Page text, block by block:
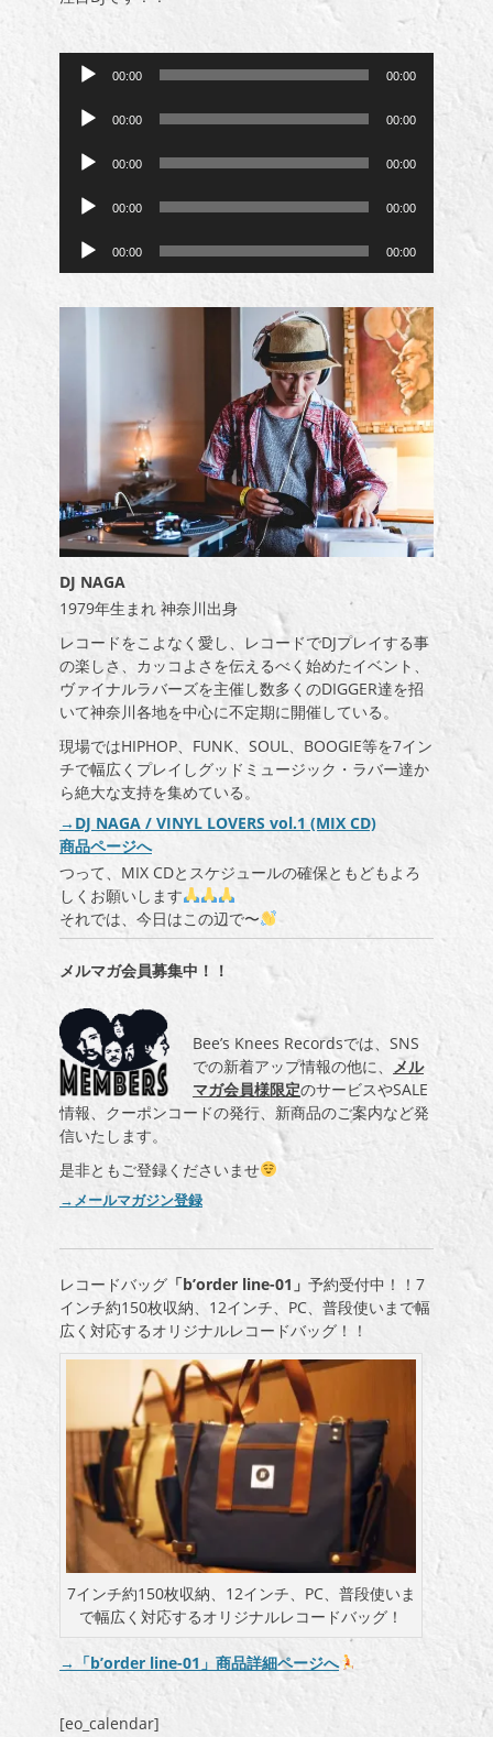
00:00 00:00
00:00 00:00
00:00 00:00
ヤ
00:00 00:00
レ
00:00 00:00
DJ NAGA
1979年生まれ 神奈川出身
レコードをこよなく愛し、レコードでDJプレイする事
の楽しさ、カッコよさを伝えるべく始めたイベント、
ヴァイナルラバーズを主催し数多くのDIGGER達を招
いて神奈川各地を中心に不定期に開催している。
現場ではHIPHOP FUNK SOUL BOOGIE等を7イン
チで幅広くプレイしグッドミュージック・ラバー達か
ら絶大な支持を集めている。
→DJ NAGA / VINYL LOVERS vol.1 (MIX CD)
商品ページへ
つって、MIX CDとスケジュールの確保ともどもよろ
しくお願いします
それでは、今日はこの辺で〜
メルマガ会員募集中！！
Bee’s Knees Recordsでは、SNS
での新着アップ情報の他に、
メル
マガ会員様限定のサービスやSALE
情報、クーポンコードの発行、新商品のご案内など発
信いたします。
是非ともご登録くださいませ
→メールマガジン登録
レコードバッグ 「b’order line-01」 予約受付中！！7
インチ約150枚収納、12インチ、PC、普段使いまで幅
広く対応するオリジナルレコードバッグ！！
7インチ約150枚収納、12インチ、PC、普段使いま
で幅広く対応するオリジナルレコードバッグ！
→「b’order line-01」商品詳細ページへ
[eo_calendar]